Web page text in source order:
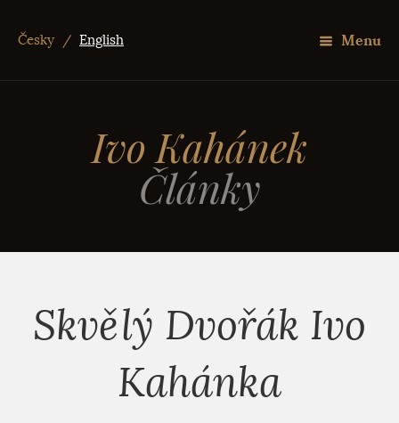
Menu
Česky / English
Ivo Kahánek
Články
Skvělý Dvořák Ivo
Kahánka